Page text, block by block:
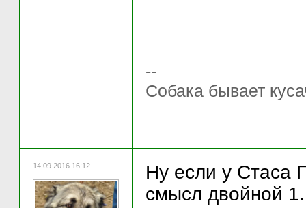
--
Собака бывает
14.09.2016 16:12
Ну если у Стаса
смысл двойной